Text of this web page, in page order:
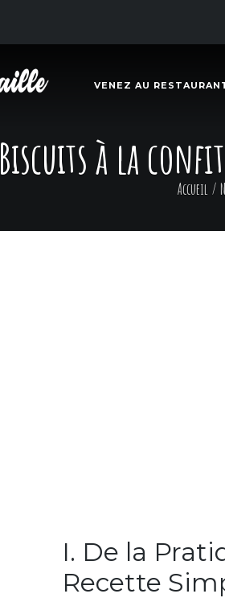
VENEZ AU
Biscuits à la
Accueil /
I. De la
Recette